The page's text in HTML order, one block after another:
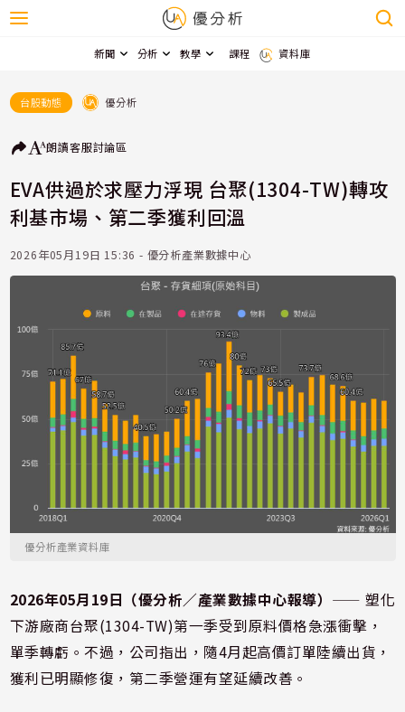
新聞 分析 教學 課程 資料庫
台股動態 優分析
朗讀客服討論區
EVA供過於求壓力浮現 台聚(1304-TW)轉攻
利基市場、第二季獲利回溫
2026年05月19日 15:36 - 優分析產業數據中心
優分析產業資料庫
2026年05月19日（優分析／產業數據中心報導） ⸺ 塑化
下游廠商台聚(1304-TW)第一季受到原料價格急漲衝擊，
單季轉虧。不過，公司指出，隨4月起高價訂單陸續出貨，
獲利已明顯修復，第二季營運有望延續改善。